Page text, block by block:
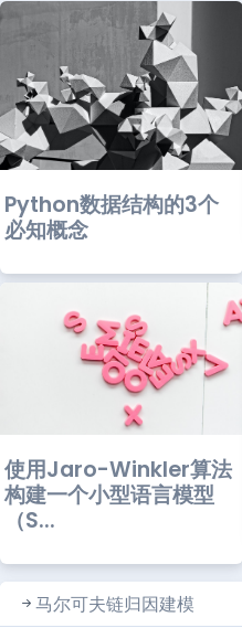
Python数据结构的3个
必知概念
使用Jaro-Winkler算法
构建一个小型语言模型
（S...
马尔可夫链归因建模